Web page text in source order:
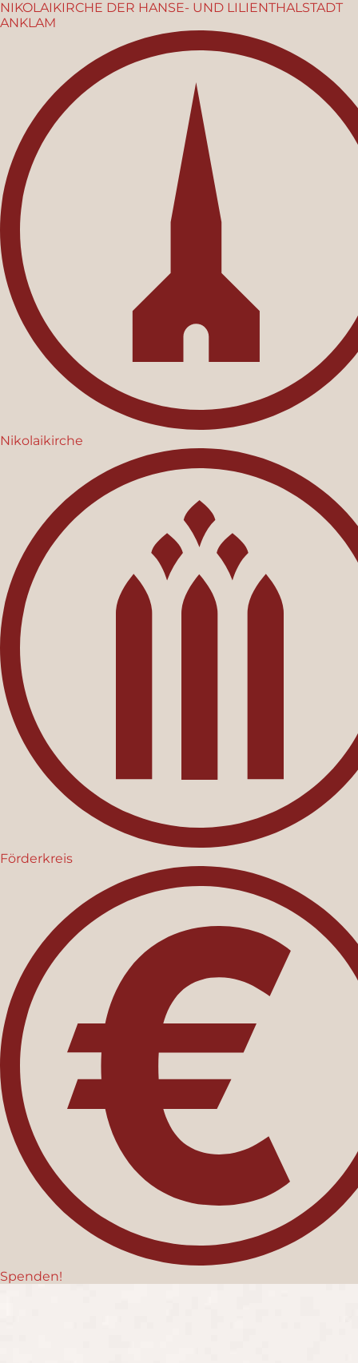
NIKOLAIKIRCHE DER HANSE- UND LILIENTHALSTADT
ANKLAM
Nikolaikirche
Förderkreis
Spenden!